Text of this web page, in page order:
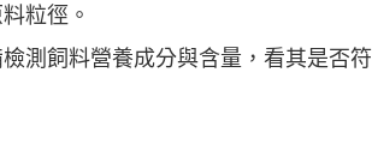
粒徑。
測飼料營養成分與含量，看其是否符